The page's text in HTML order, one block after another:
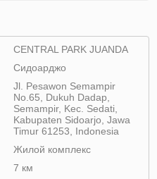
CENTRAL PARK JUANDA
Сидоарджо
Jl. Pesawon Semampir
No.65, Dukuh Dadap,
Semampir, Kec. Sedati,
Kabupaten Sidoarjo, Jawa
Timur 61253, Indonesia
Жилой комплекс
7 км